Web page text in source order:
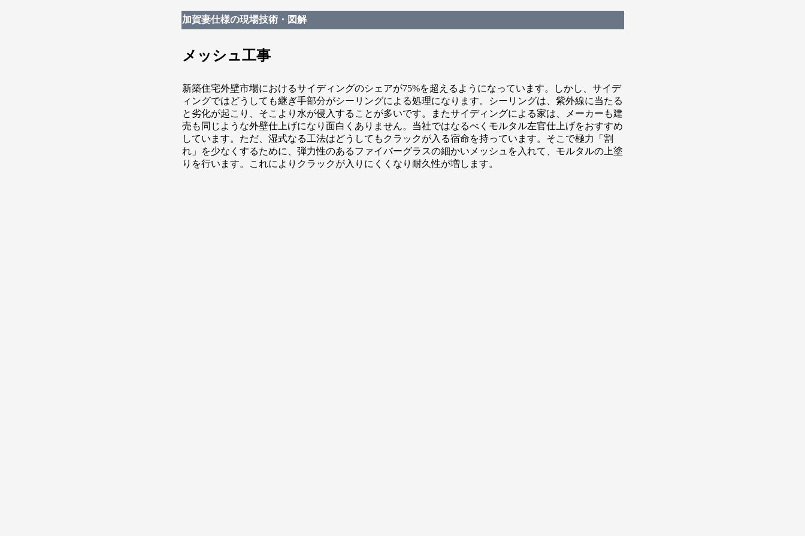
加賀妻仕様の現場技術・図解
メッシュ工事
新築住宅外壁市場におけるサイディングのシェアが75%を超えるようになっています。しかし、サイデ
ィングではどうしても継ぎ手部分がシーリングによる処理になります。シーリングは、紫外線に当たる
と劣化が起こり、そこより水が侵入することが多いです。またサイディングによる家は、メーカーも建
売も同じような外壁仕上げになり面白くありません。当社ではなるべくモルタル左官仕上げをおすすめ
しています。ただ、湿式なる工法はどうしてもクラックが入る宿命を持っています。そこで極力「割
れ」を少なくするために、弾力性のあるファイバーグラスの細かいメッシュを入れて、モルタルの上塗
りを行います。これによりクラックが入りにくくなり耐久性が増します。